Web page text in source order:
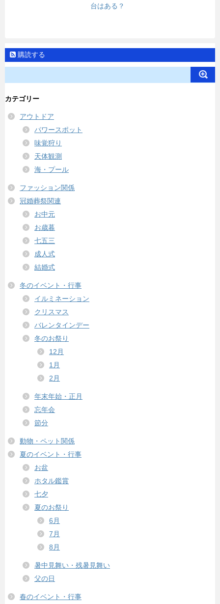
台はある？
購読する
カテゴリー
アウトドア
パワースポット
味覚狩り
天体観測
海・プール
ファッション関係
冠婚葬祭関連
お中元
お歳暮
七五三
成人式
結婚式
冬のイベント・行事
イルミネーション
クリスマス
バレンタインデー
冬のお祭り
12月
1月
2月
年末年始・正月
忘年会
節分
動物・ペット関係
夏のイベント・行事
お盆
ホタル鑑賞
七夕
夏のお祭り
6月
7月
8月
暑中見舞い・残暑見舞い
父の日
春のイベント・行事